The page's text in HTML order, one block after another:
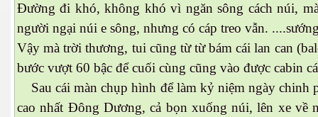
Đường đi khó, không khó vì ngăn sông cách núi,
người ngại núi e sông, nhưng có cáp treo vẫn.
Vậy mà trời thương, tui cũng từ từ bám cái lan can
bước vượt 60 bậc để cuối cùng cũng vào được cabin
Sau cái màn chụp hình để làm kỷ niệm ngày chinh
cao nhất Đông Dương, cả bọn xuống núi, lên xe về